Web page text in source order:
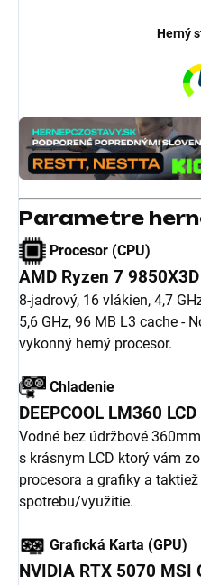
Herný
Parametre
Procesor (CPU)
AMD Ryzen 7 9850X3D
8-jadrový, 16 vlákien, 4,7
5,6 GHz, 96 MB L3 cache -
vykonný herný procesor.
Chladenie
DEEPCOOL LM360
Vodné bez údržbové
s krásnym LCD ktorý vám
procesora a grafiky a
spotrebu/využitie.
Grafická Karta (GPU)
NVIDIA RTX 5070 MSI